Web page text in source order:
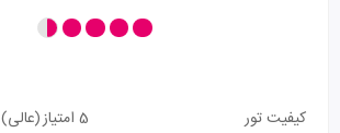
کیفیت تور 5 امتیاز
(عالی)